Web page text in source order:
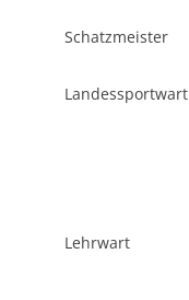
Schatzmeister
Landessportwart
Lehrwart